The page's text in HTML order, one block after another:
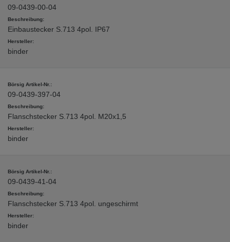
09-0439-00-04
Einbaustecker S.713 4pol. IP67
binder
09-0439-397-04
Flanschstecker S.713 4pol. M20x1,5
binder
09-0439-41-04
Flanschstecker S.713 4pol. ungeschirmt
binder